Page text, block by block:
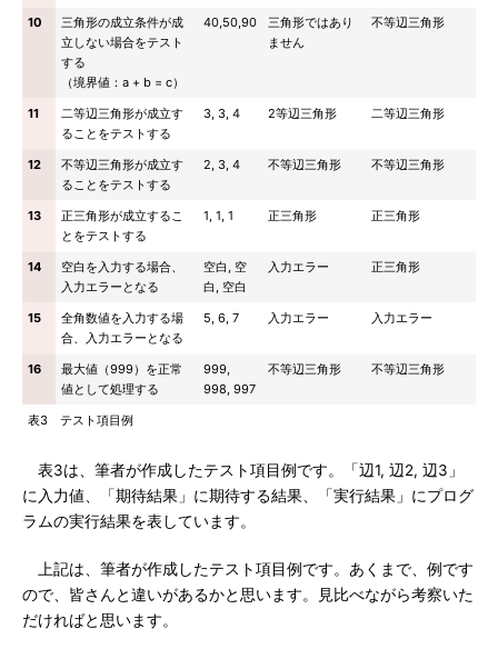
10
三角形の成立条件が成
立しない場合をテスト
する
（境界値：a + b = c）
40,50,90
三角形ではあり
ません
不等辺三角形
11
二等辺三角形が成立す
ることをテストする
3, 3, 4 2等辺三角形 二等辺三角形
12
不等辺三角形が成立す
ることをテストする
2, 3, 4 不等辺三角形 不等辺三角形
13
正三角形が成立するこ
とをテストする
1, 1, 1 正三角形 正三角形
14
空白を入力する場合、
入力エラーとなる
空白, 空
白, 空白
入力エラー 正三角形
15
全角数値を入力する場
合、入力エラーとなる
5, 6, 7 入力エラー 入力エラー
16
最大値（999）を正常
値として処理する
999,
998, 997
不等辺三角形 不等辺三角形
表3 テスト項目例
表3は、筆者が作成したテスト項目例です。「辺1, 辺2, 辺3」
に入力値、「期待結果」に期待する結果、「実行結果」にプログ
ラムの実行結果を表しています。
上記は、筆者が作成したテスト項目例です。あくまで、例です
ので、皆さんと違いがあるかと思います。見比べながら考察いた
だければと思います。